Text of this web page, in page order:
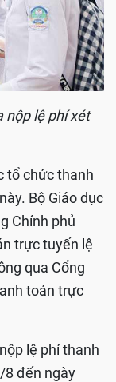
nộp lệ phí xét
tổ chức thanh
Bộ Giáo dục
Chính phủ
trực tuyến lệ
qua Cổng
toán trực
lệ phí thanh
8 đến ngày